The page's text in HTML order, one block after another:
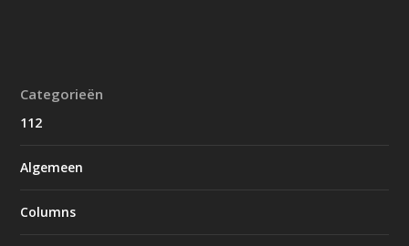
Categorieën
112
Algemeen
Columns